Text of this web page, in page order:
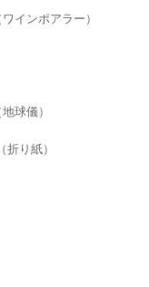
インポアラー）
球儀）
折り紙）